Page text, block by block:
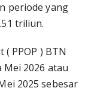
periode yang
triliun.
PPOP ) BTN
2026 atau
2025 sebesar